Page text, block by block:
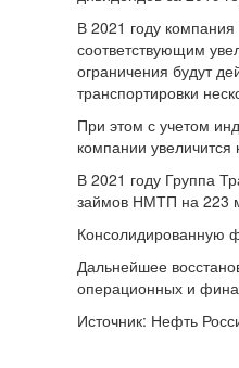
В 2021 году
соответствующим
ограничения будут
транспортировки
При этом с учетом
компании
В 2021 году Группа
займов НМТП на 223
Консолидированную
Дальнейшее
операционных и
Источник: Нефть